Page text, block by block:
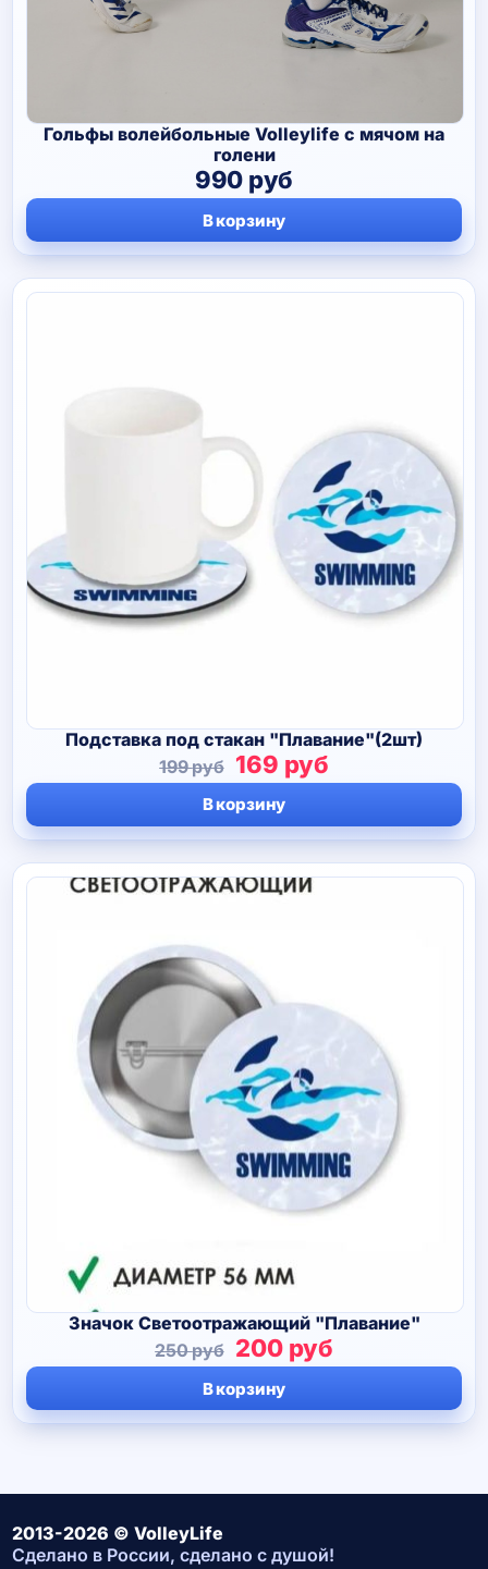
Гольфы волейбольные Volleylife с мячом на
голени
990 руб
В корзину
Подставка под стакан "Плавание"(2шт)
199руб Первоначальная
цена
составляла
199 руб.
169 рубТекущая
цена:
169 руб.
В корзину
Значок Светоотражающий "Плавание"
250руб Первоначальная
цена
составляла
250 руб.
200 рубТекущая
цена:
200 руб.
В корзину
2013-2026 © VolleyLife
Сделано в России, сделано с душой!